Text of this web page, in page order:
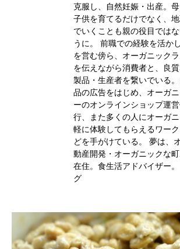
克服し、自然妊娠・出産。母
子供を育てるだけでなく、
でいくことも親の役目では
うに。 前職での経験を活か
を営む傍ら、オーガニック
を伝えながら消費者と、良
製品・生産者を繋いでいる
品の広告をはじめ、オーガ
ーのオンラインショップ運
行、また多くの人にオーガ
軽に体験してもらえるワー
どを手がけている。 夢は、
動産開発・オーガニックな
在住。食生活アドバイザー。
グ